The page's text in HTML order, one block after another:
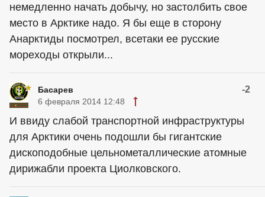
немедленно начать добычу, но застолбить свое
место в Арктике надо. Я бы еще в сторону
Анарктиды посмотрел, всетаки ее русские
мореходы открыли...
Басарев -2
6 февраля 2014 12:48
И ввиду слабой транспортной инфраструктуры
для Арктики очень подошли бы гигантские
дископодобные цельнометаллические атомные
дирижабли проекта Циолковского.